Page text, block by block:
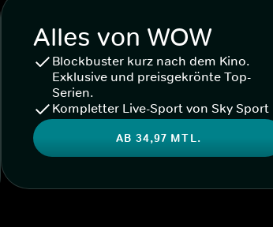
Alles von WOW
Blockbuster kurz nach dem Kino.
Exklusive und preisgekrönte Top-
Serien.
Kompletter Live-Sport von Sky Sport
AB 34,97 MTL.